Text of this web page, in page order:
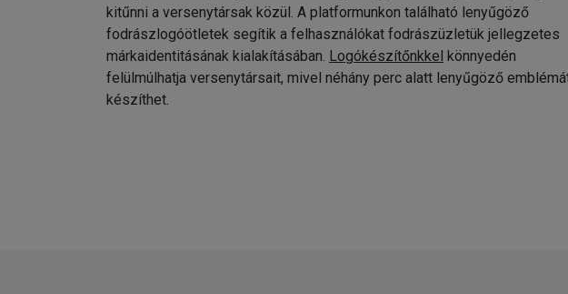
kitűnni a versenytársak közül. A platformunkon található lenyűgöző
fodrászlogóötletek segítik a felhasználókat fodrászüzletük jellegzetes
márkaidentitásának kialakításában. Logókészítőnkkel könnyedén
felülmúlhatja versenytársait, mivel néhány perc alatt lenyűgöző
készíthet.